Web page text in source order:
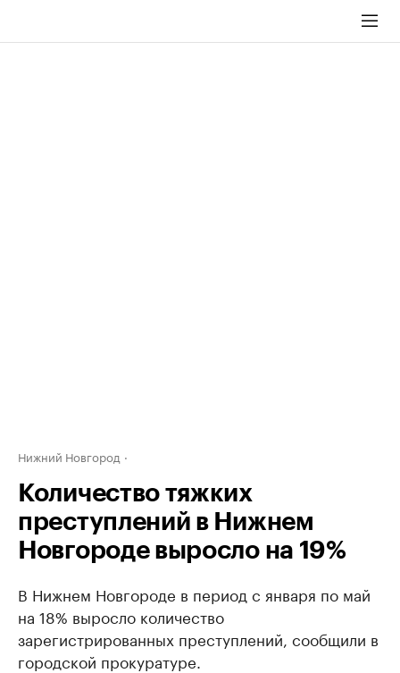
Нижний Новгород
Количество тяжких
преступлений в Нижнем
Новгороде выросло на 19%
В Нижнем Новгороде в период с января по май
на 18% выросло количество
зарегистрированных преступлений, сообщили в
городской прокуратуре.